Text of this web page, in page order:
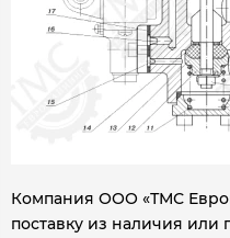
Компания ООО «ТМС
поставку из наличия или